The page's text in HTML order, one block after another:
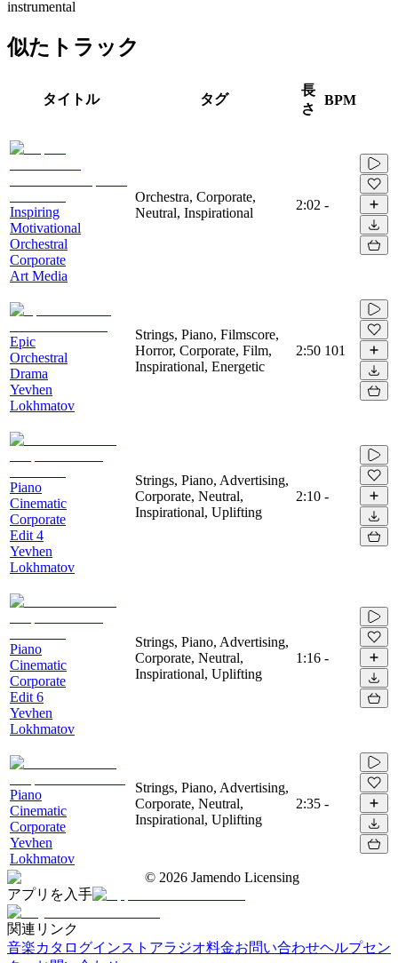
instrumental
似たトラック
タイトル タグ
長
さ
BPM
Inspiring
Motivational
Orchestral
Corporate
Art Media
Orchestra, Corporate,
Neutral, Inspirational
2:02 -
Epic
Orchestral
Drama
Yevhen
Lokhmatov
Strings, Piano, Filmscore,
Horror, Corporate, Film,
Inspirational, Energetic
2:50 101
Piano
Cinematic
Corporate
Edit 4
Yevhen
Lokhmatov
Strings, Piano, Advertising,
Corporate, Neutral,
Inspirational, Uplifting
2:10 -
Piano
Cinematic
Corporate
Edit 6
Yevhen
Lokhmatov
Strings, Piano, Advertising,
Corporate, Neutral,
Inspirational, Uplifting
1:16 -
Piano
Cinematic
Corporate
Yevhen
Lokhmatov
Strings, Piano, Advertising,
Corporate, Neutral,
Inspirational, Uplifting
2:35 -
© 2026 Jamendo Licensing
アプリを入手
関連リンク
音楽カタログインストアラジオ料金お問い合わせヘルプセン